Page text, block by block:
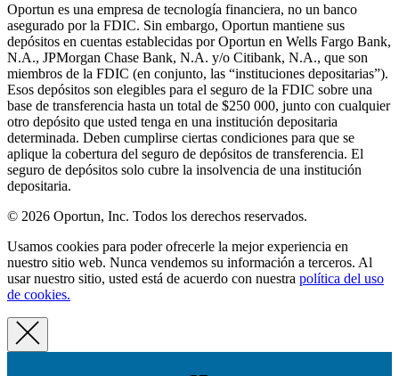
Oportun es una empresa de tecnología financiera, no un banco
asegurado por la FDIC. Sin embargo, Oportun mantiene sus
depósitos en cuentas establecidas por Oportun en Wells Fargo Bank,
N.A., JPMorgan Chase Bank, N.A. y/o Citibank, N.A., que son
miembros de la FDIC (en conjunto, las “instituciones depositarias”).
Esos depósitos son elegibles para el seguro de la FDIC sobre una
base de transferencia hasta un total de $250 000, junto con cualquier
otro depósito que usted tenga en una institución depositaria
determinada. Deben cumplirse ciertas condiciones para que se
aplique la cobertura del seguro de depósitos de transferencia. El
seguro de depósitos solo cubre la insolvencia de una institución
depositaria.
© 2026 Oportun, Inc. Todos los derechos reservados.
Usamos cookies para poder ofrecerle la mejor experiencia en
nuestro sitio web. Nunca vendemos su información a terceros. Al
usar nuestro sitio, usted está de acuerdo con nuestra política del uso
de cookies.